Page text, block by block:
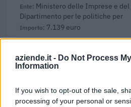
aziende.it - Do Not Process
Information
If you wish to opt-out of the sale,
processing of your personal or
Ministero delle Imprese e
Dipartimento per le politiche per
7.139 euro
Esonero dal versamento
per l'assunzione di giovani
inps
58 euro